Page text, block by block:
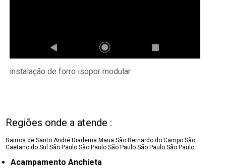
instalação de forro isopor modular
Regiões onde a atende :
Bairros de Santo André Diadema Maua São Bernardo do Campo São
Caetano do SulSão Paulo São Paulo São Paulo São Paulo São Paulo
Acampamento Anchieta